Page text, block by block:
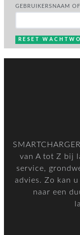
GEBRUIKERSNAAM
RESET
van A tot Z bij
service,
advies. Zo kan
naar een